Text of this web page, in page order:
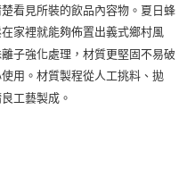
看見所裝的飲品內容物。夏日蜂
家裡就能夠佈置出義式鄉村風
子強化處理，材質更堅固不易破
用。材質製程從人工挑料、拋
工藝製成。